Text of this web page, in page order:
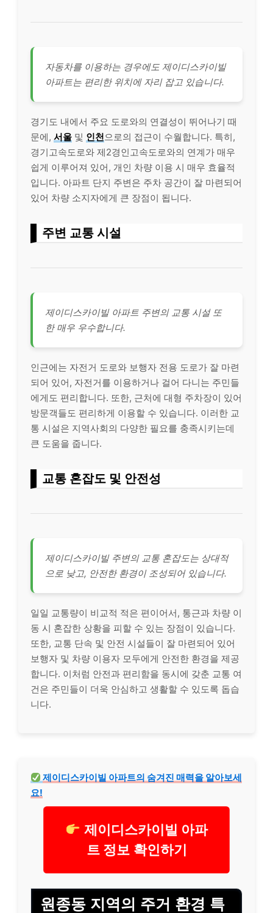
자동차를 이용하는 경우에도 제이디스카이빌
아파트는 편리한 위치에 자리 잡고 있습니다.
경기도 내에서 주요 도로와의 연결성이 뛰어나기 때
문에, 서울 및 인천으로의 접근이 수월합니다. 특히,
경기고속도로와 제2경인고속도로와의 연계가 매우
쉽게 이루어져 있어, 개인 차량 이용 시 매우 효율적
입니다. 아파트 단지 주변은 주차 공간이 잘 마련되어
있어 차량 소지자에게 큰 장점이 됩니다.
주변 교통 시설
제이디스카이빌 아파트 주변의 교통 시설 또
한 매우 우수합니다.
인근에는 자전거 도로와 보행자 전용 도로가 잘 마련
되어 있어, 자전거를 이용하거나 걸어 다니는 주민들
에게도 편리합니다. 또한, 근처에 대형 주차장이 있어
방문객들도 편리하게 이용할 수 있습니다. 이러한 교
통 시설은 지역사회의 다양한 필요를 충족시키는데
큰 도움을 줍니다.
교통 혼잡도 및 안전성
제이디스카이빌 주변의 교통 혼잡도는 상대적
으로 낮고, 안전한 환경이 조성되어 있습니다.
일일 교통량이 비교적 적은 편이어서, 통근과 차량 이
동 시 혼잡한 상황을 피할 수 있는 장점이 있습니다.
또한, 교통 단속 및 안전 시설들이 잘 마련되어 있어
보행자 및 차량 이용자 모두에게 안전한 환경을 제공
합니다. 이처럼 안전과 편리함을 동시에 갖춘 교통 여
건은 주민들이 더욱 안심하고 생활할 수 있도록 돕습
니다.
제이디스카이빌 아파트의 숨겨진 매력을 알아보세
요!
제이디스카이빌 아파
트 정보 확인하기
원종동 지역의 주거 환경 특